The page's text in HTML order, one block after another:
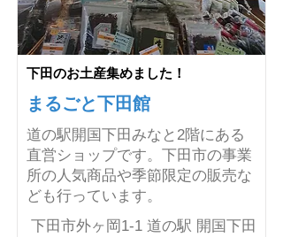
下田のお土産集めました！
まるごと下田館
道の駅開国下田みなと2階にある
直営ショップです。下田市の事業
所の人気商品や季節限定の販売な
ども行っています。
下田市外ヶ岡1-1 道の駅 開国下田